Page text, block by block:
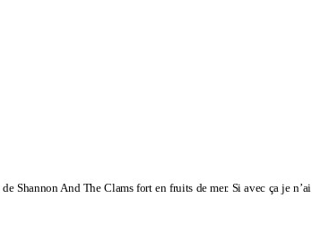
Shannon And The Clams fort en fruits de mer. Si avec ça je n’ai